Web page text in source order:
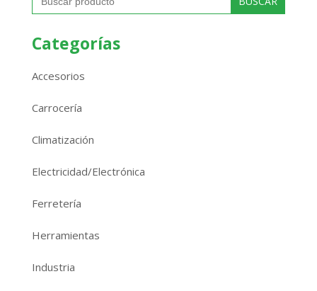
Categorías
Accesorios
Carrocería
Climatización
Electricidad/Electrónica
Ferretería
Herramientas
Industria